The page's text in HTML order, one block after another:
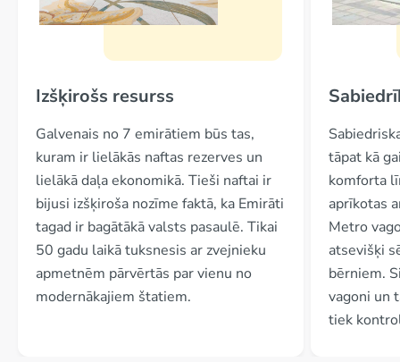
Izšķirošs resurss
Galvenais no 7 emirātiem būs tas,
kuram ir lielākās naftas rezerves un
lielākā daļa ekonomikā. Tieši naftai ir
bijusi izšķiroša nozīme faktā, ka Emirāti
tagad ir bagātākā valsts pasaulē. Tikai
50 gadu laikā tuksnesis ar zvejnieku
apmetnēm pārvērtās par vienu no
modernākajiem štatiem.
tāpat kā
komforta
aprīkotas
Metro
atsevišķi
bērniem.
vagoni un
tiek